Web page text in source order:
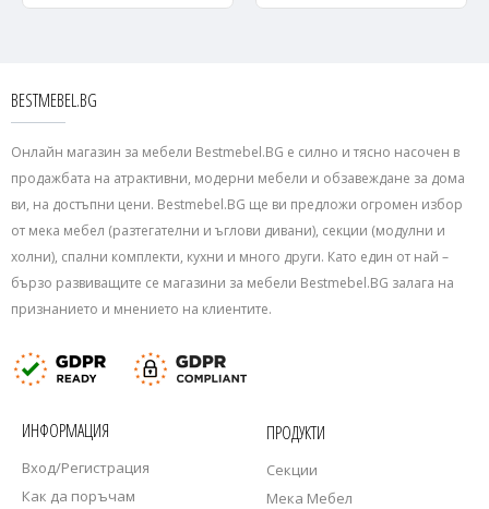
BESTMEBEL.BG
Онлайн магазин за мебели Bestmebel.BG е силно и тясно насочен в
продажбата на атрактивни, модерни мебели и обзавеждане за дома
ви, на достъпни цени. Bestmebel.BG ще ви предложи огромен избор
от мека мебел (разтегателни и ъглови дивани), секции (модулни и
холни), спални комплекти, кухни и много други. Като един от най –
бързо развиващите се магазини за мебели Bestmebel.BG залага на
признанието и мнението на клиентите.
ИНФОРМАЦИЯ
Вход/Регистрация
Как да поръчам
ПРОДУКТИ
Секции
Мека Мебел